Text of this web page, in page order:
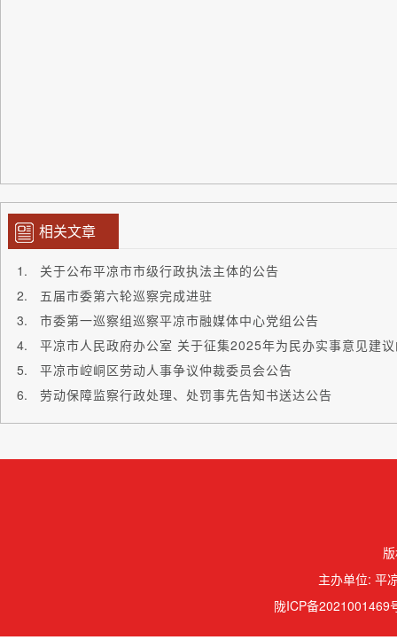
相关文章
关于公布平凉市市级行政执法主体的公告
五届市委第六轮巡察完成进驻
市委第一巡察组巡察平凉市融媒体中心党组公告
平凉市人民政府办公室 关于征集2025年为民办实事意见建
平凉市崆峒区劳动人事争议仲裁委员会公告
劳动保障监察行政处理、处罚事先告知书送达公告
主办单位: 平
陇ICP备2021001469